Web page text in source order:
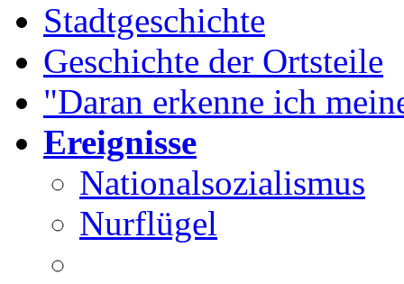
Stadtgeschichte
Geschichte der Ortsteile
"Daran erkenne ich
Ereignisse
Nationalsozialismus
Nurflügel